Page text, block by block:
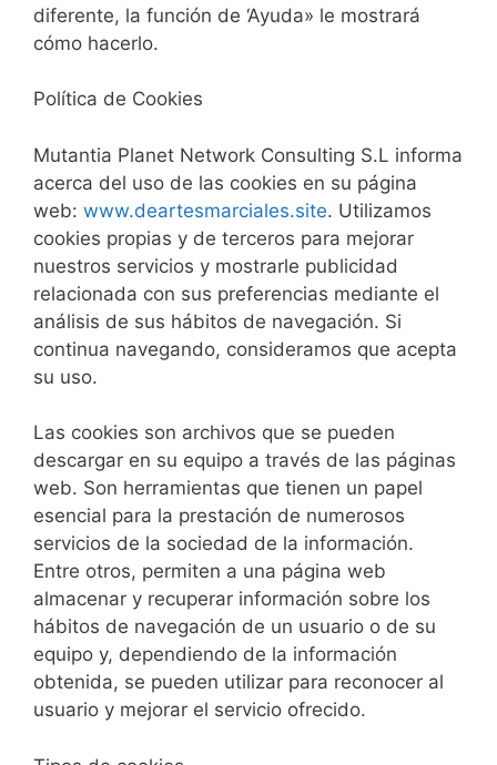
diferente, la función de ‘Ayuda» le mostrará
cómo hacerlo.
Política de Cookies
Mutantia Planet Network Consulting S.L informa
acerca del uso de las cookies en su página
web: www.deartesmarciales.site. Utilizamos
cookies propias y de terceros para mejorar
nuestros servicios y mostrarle publicidad
relacionada con sus preferencias mediante el
análisis de sus hábitos de navegación. Si
continua navegando, consideramos que acepta
su uso.
Las cookies son archivos que se pueden
descargar en su equipo a través de las páginas
web. Son herramientas que tienen un papel
esencial para la prestación de numerosos
servicios de la sociedad de la información.
Entre otros, permiten a una página web
almacenar y recuperar información sobre los
hábitos de navegación de un usuario o de su
equipo y, dependiendo de la información
obtenida, se pueden utilizar para reconocer al
usuario y mejorar el servicio ofrecido.